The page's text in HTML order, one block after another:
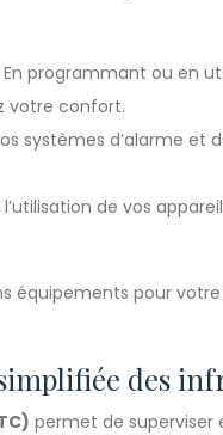
En programmant ou en
votre confort.
systèmes d’alarme et
de vos
équipements pour
des
permet de superviser